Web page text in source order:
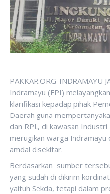
PAKKAR.ORG-INDRAMAYU
Indramayu (FPI)
klarifikasi kepadap pihak
Daerah guna
dan RPL, di kawasan
merugikan warga Indramayu
amdal disekitar.
Berdasarkan sumber
yang sudah di dikirim
yaituh Sekda, tetapi dalam